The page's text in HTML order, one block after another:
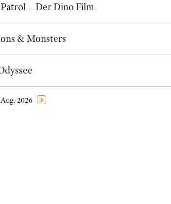
– Der Dino Film
& Monsters
2026